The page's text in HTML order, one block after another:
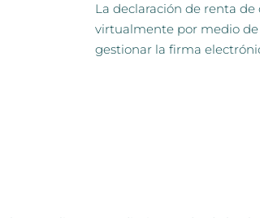
La declaración de renta
virtualmente por medio de
gestionar la firma